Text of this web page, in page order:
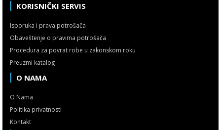
KORISNIČKI SERVIS
Isporuka i prava potrošača
Obaveštenje o pravima potrošača
Procedura za povrat robe u zakonskom roku
Preuzmi katalog
O NAMA
O Nama
Politika privatnosti
Kontakt